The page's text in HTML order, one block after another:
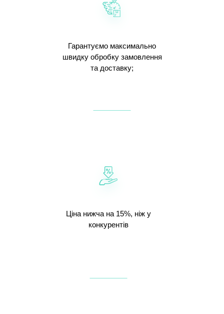
Гарантуємо максимально
швидку обробку замовлення
та доставку;
Ціна нижча на 15%, ніж у
конкурентів